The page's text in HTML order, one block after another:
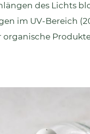
des Lichts
im UV-Bereich
organische